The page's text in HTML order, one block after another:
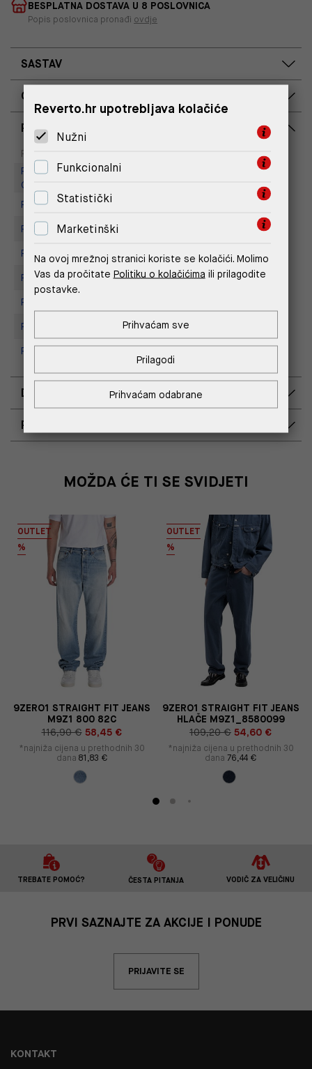
BESPLATNA DOSTAVA U 8 POSLOVNICA
Popis poslovnica pronađi ovdje
SASTAV
OPIS PROIZVODA
RASPOLOŽIVOST PO POSLOVNICAMA
Poslovnica
Replay Outlet Store, Designer
Outlet Croatia
Replay Outlet Store, Split
Replay store, Arena centar
Replay Store, City Center One
Replay Store, Joker Centar
Replay Store, Mall of Split
Replay store, Tower Centar
Replay Store, Supernova Zadar
DOSTAVA
POVRAT I ZAMJENA
MOŽDA ĆE TI SE SVIDJETI
OUTLET
%
9ZERO1 STRAIGHT FIT JEANS
M9Z1 800 82C
116,90 € 58,45 €
*najniža cijena u prethodnih 30
dana 81,83 €
OUTLET
%
9ZERO1 STRAIGHT FIT JEANS
HLAČE M9Z1_8580099
109,20 € 54,60 €
*najniža cijena u prethodnih 30
dana 76,44 €
TREBATE POMOĆ? ČESTA PITANJA VODIČ ZA VELIČINU
PRVI SAZNAJTE ZA AKCIJE I PONUDE
PRIJAVITE SE
KONTAKT
Reverto.hr upotrebljava kolačiće
Nužni
Funkcionalni
Statistički
Marketinški
Na ovoj mrežnoj stranici koriste se kolačići. Molimo
Vas da pročitate Politiku o kolačićima ili prilagodite
postavke.
Prihvaćam odabrane
Prilagodi
Prihvaćam sve